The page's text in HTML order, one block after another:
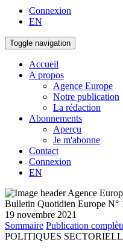
Connexion
EN
Toggle navigation
Accueil
A propos
Agence Europe
Notre publication
La rédaction
Abonnements
Aperçu
Je m'abonne
Contact
Connexion
EN
Bulletin Quotidien Europe N°
19 novembre 2021
Sommaire Publication
POLITIQUES